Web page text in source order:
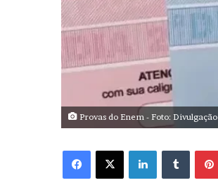
Provas do Enem - Foto: Divulgação
Facebook X Linkedin